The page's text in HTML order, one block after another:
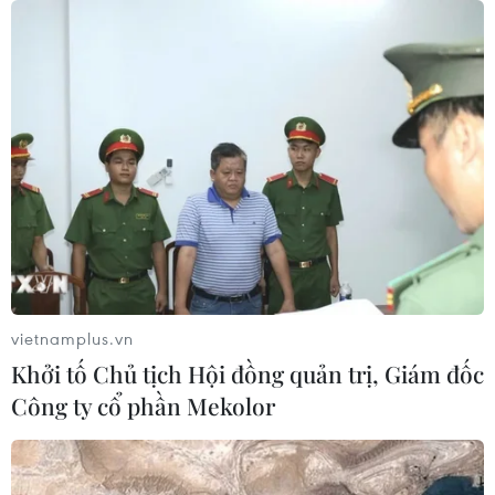
06/08/2026 04:31
Doanh nghiệp Trung Quốc đánh giá
cao triển vọng hợp tác cơ giới hóa
nông nghiệp với Việt Nam
06/08/2026 04:14
Thống đốc Fed khuyến nghị tăng lãi
suất nếu lạm phát không sớm hạ
nhiệt
06/08/2026 03:46
vietnamplus.vn
Khởi tố Chủ tịch Hội đồng quản trị, Giám đốc
Công ty cổ phần Mekolor